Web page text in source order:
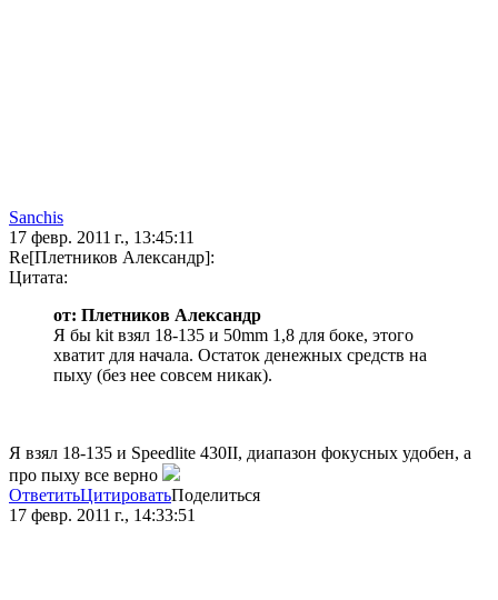
Sanchis
17 февр. 2011 г., 13:45:11
Re[Плетников Александр]:
Цитата:
от: Плетников Александр
Я бы kit взял 18-135 и 50mm 1,8 для боке, этого
хватит для начала. Остаток денежных средств на
пыху (без нее совсем никак).
Я взял 18-135 и Speedlite 430II, диапазон фокусных удобен, а
про пыху все верно
ОтветитьЦитироватьПоделиться
17 февр. 2011 г., 14:33:51